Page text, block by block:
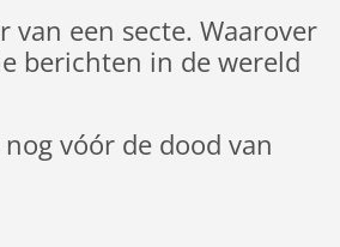
van een secte. Waarover
berichten in de wereld
vóór de dood van